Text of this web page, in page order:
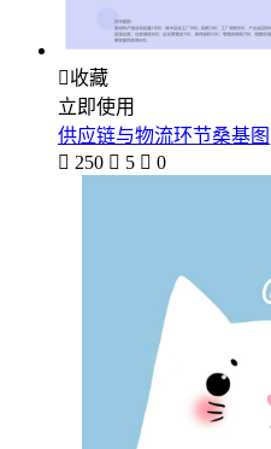
收藏
立即使用
供应链与物流环节桑基图
 250  5  0